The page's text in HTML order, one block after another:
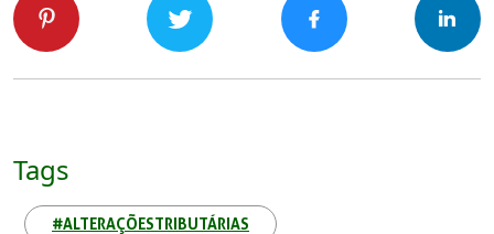
Tags
#ALTERAÇÕESTRIBUTÁRIAS